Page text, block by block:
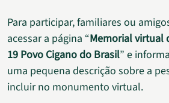
Para participar, familiares ou
acessar a página “Memorial virtual
19 Povo Cigano do Brasil” e
uma pequena descrição sobre a
incluir no monumento virtual.